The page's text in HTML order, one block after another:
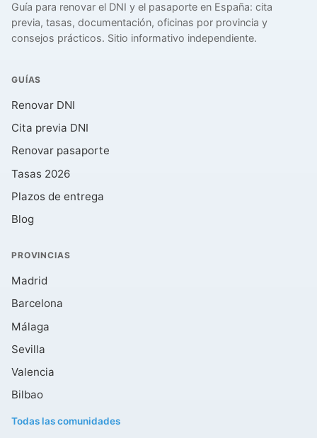
Guía para renovar el DNI y el pasaporte en España: cita
previa, tasas, documentación, oficinas por provincia y
consejos prácticos. Sitio informativo independiente.
GUÍAS
Renovar DNI
Cita previa DNI
Renovar pasaporte
Tasas 2026
Plazos de entrega
Blog
PROVINCIAS
Madrid
Barcelona
Málaga
Sevilla
Valencia
Bilbao
Todas las comunidades